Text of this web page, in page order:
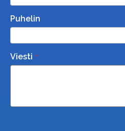
Puhelin
Viesti